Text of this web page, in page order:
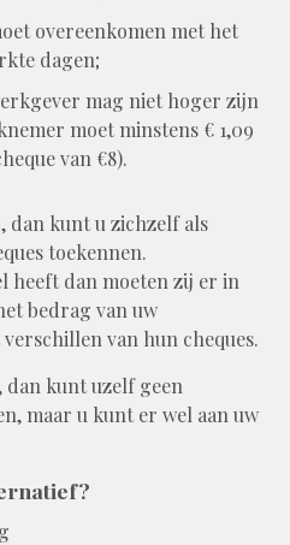
overeenkomen met het
dagen;
mag niet hoger zijn
moet minstens € 1,09
van €8).
dan kunt u zichzelf als
toekennen.
heeft dan moeten zij er in
bedrag van uw
van hun cheques.
dan kunt uzelf geen
maar u kunt er wel aan uw